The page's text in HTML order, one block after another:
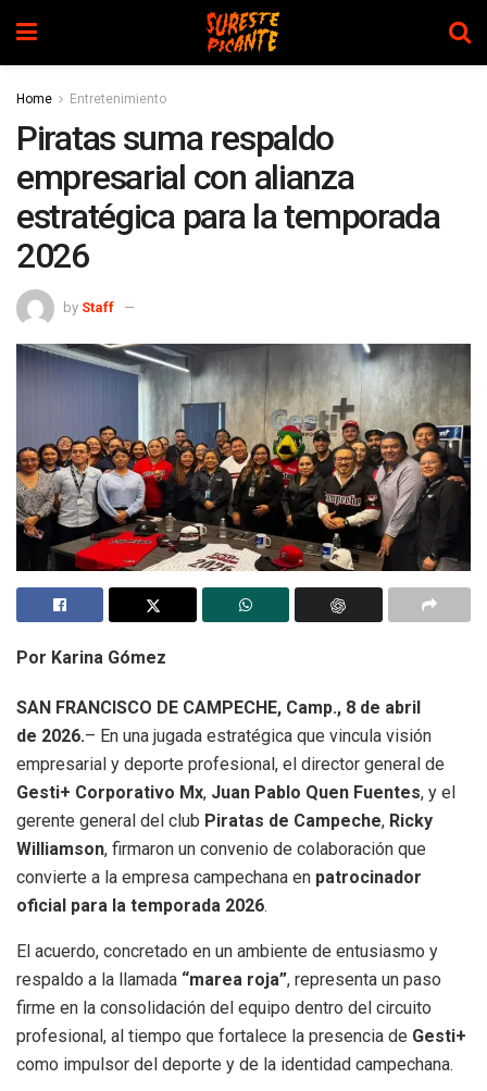
Home Entretenimiento
Piratas suma respaldo
empresarial con alianza
estratégica para la temporada
2026
by Staff
Por Karina Gómez
SAN FRANCISCO DE CAMPECHE, Camp., 8 de abril
de 2026.– En una jugada estratégica que vincula visión
empresarial y deporte profesional, el director general de
Gesti+ Corporativo Mx, Juan Pablo Quen Fuentes, y el
gerente general del club Piratas de Campeche, Ricky
Williamson, firmaron un convenio de colaboración que
convierte a la empresa campechana en patrocinador
oficial para la temporada 2026.
El acuerdo, concretado en un ambiente de entusiasmo y
respaldo a la llamada “marea roja”, representa un paso
firme en la consolidación del equipo dentro del circuito
profesional, al tiempo que fortalece la presencia de Gesti+
como impulsor del deporte y de la identidad campechana.